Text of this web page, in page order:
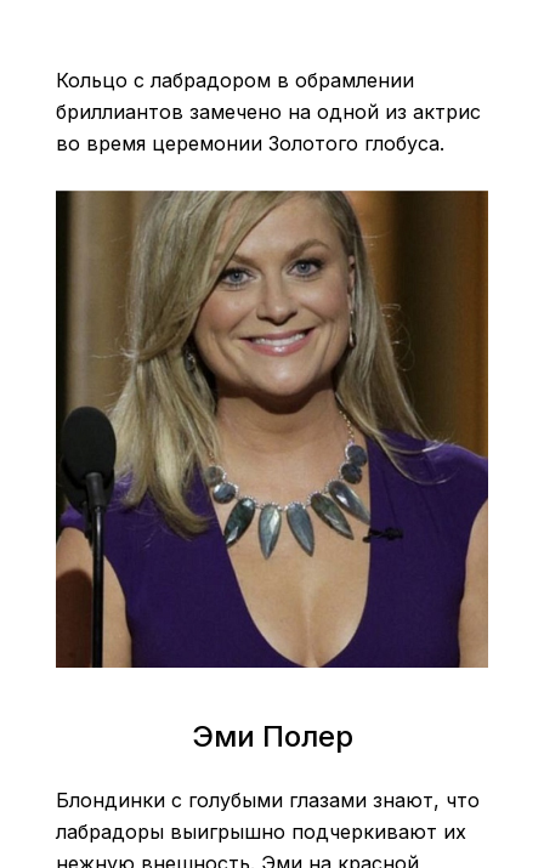
Кольцо с лабрадором в обрамлении
бриллиантов замечено на одной из актрис
во время церемонии Золотого глобуса.
Эми Полер
Блондинки с голубыми глазами знают, что
лабрадоры выигрышно подчеркивают их